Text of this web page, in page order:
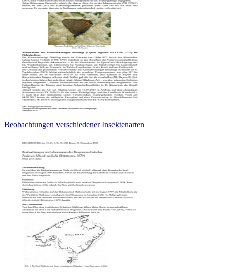
Beobachtungen verschiedener Insektenarten